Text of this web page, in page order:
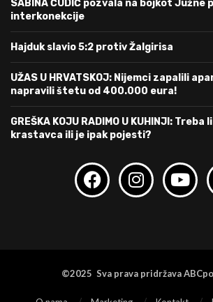
SABINA ČUDIĆ pozvala na bojkot Južne
interkonekcije
Hajduk slavio 5:2 protiv Žalgirisa
UŽAS U HRVATSKOJ: Nijemci zapalili
napravili štetu od 400.000 eura!
GREŠKA KOJU RADIMO U KUHINJI:
krastavca ili je ipak pojesti?
©2025 Sva prava pridržava